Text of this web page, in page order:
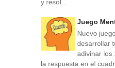
y resol...
Juego
Nuevo
desarrollar
adivinar los
la respuesta en el